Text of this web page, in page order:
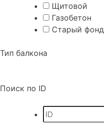
Щитовой
Газобетон
Старый фонд
Тип балкона
Поиск по ID